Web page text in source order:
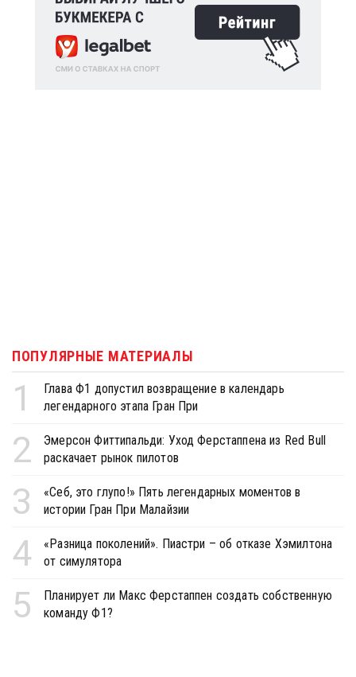
ПОПУЛЯРНЫЕ МАТЕРИАЛЫ
1
Глава Ф1 допустил возвращение в календарь
легендарного этапа Гран При
2
Эмерсон Фиттипальди: Уход Ферстаппена из Red Bull
раскачает рынок пилотов
3
«Себ, это глупо!» Пять легендарных моментов в
истории Гран При Малайзии
4
«Разница поколений». Пиастри – об отказе Хэмилтона
от симулятора
5
Планирует ли Макс Ферстаппен создать собственную
команду Ф1?